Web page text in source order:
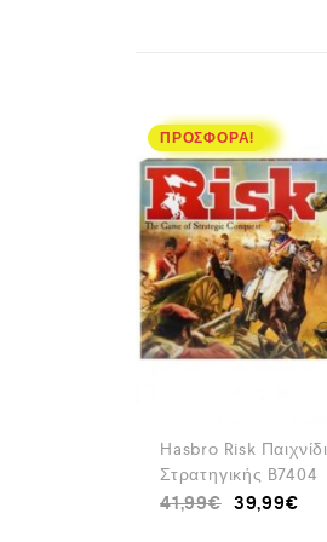
ΠΡΟΣΦΟΡΆ!
Hasbro Risk Παιχνίδι
Στρατηγικής B7404
41,99€ 39,99€